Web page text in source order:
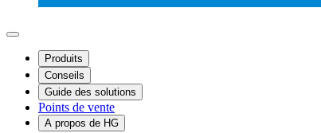
Produits
Conseils
Guide des solutions
Points de vente
A propos de HG